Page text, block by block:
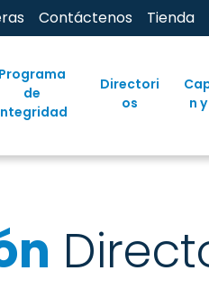
Contáctenos Tienda
Programa
de
Directori
os
n